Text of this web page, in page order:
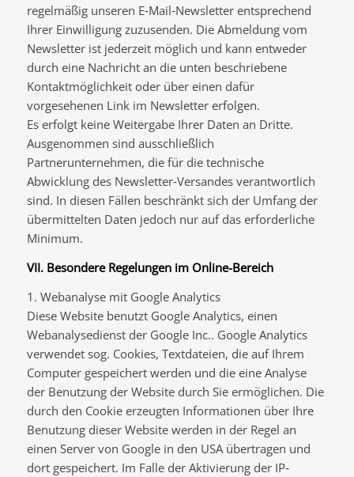
regelmäßig unseren E‐Mail‐Newsletter entsprechend
Ihrer Einwilligung zuzusenden. Die Abmeldung vom
Newsletter ist jederzeit möglich und kann entweder
durch eine Nachricht an die unten beschriebene
Kontaktmöglichkeit oder über einen dafür
vorgesehenen Link im Newsletter erfolgen.
Es erfolgt keine Weitergabe Ihrer Daten an Dritte.
Ausgenommen sind ausschließlich
Partnerunternehmen, die für die technische
Abwicklung des Newsletter‐Versandes verantwortlich
sind. In diesen Fällen beschränkt sich der Umfang der
übermittelten Daten jedoch nur auf das erforderliche
Minimum.
VII. Besondere Regelungen im Online-Bereich
1. Webanalyse mit Google Analytics
Diese Website benutzt Google Analytics, einen
Webanalysedienst der Google Inc.. Google Analytics
verwendet sog. Cookies, Textdateien, die auf Ihrem
Computer gespeichert werden und die eine Analyse
der Benutzung der Website durch Sie ermöglichen. Die
durch den Cookie erzeugten Informationen über Ihre
Benutzung dieser Website werden in der Regel an
einen Server von Google in den USA übertragen und
dort gespeichert. Im Falle der Aktivierung der IP‐